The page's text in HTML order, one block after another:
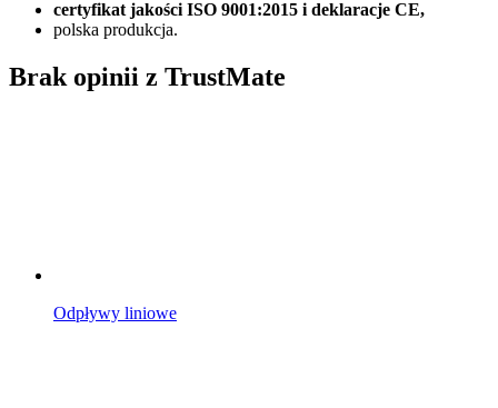
certyfikat jakości ISO 9001:2015 i deklaracje CE,
polska produkcja.
Brak opinii z TrustMate
Odpływy liniowe